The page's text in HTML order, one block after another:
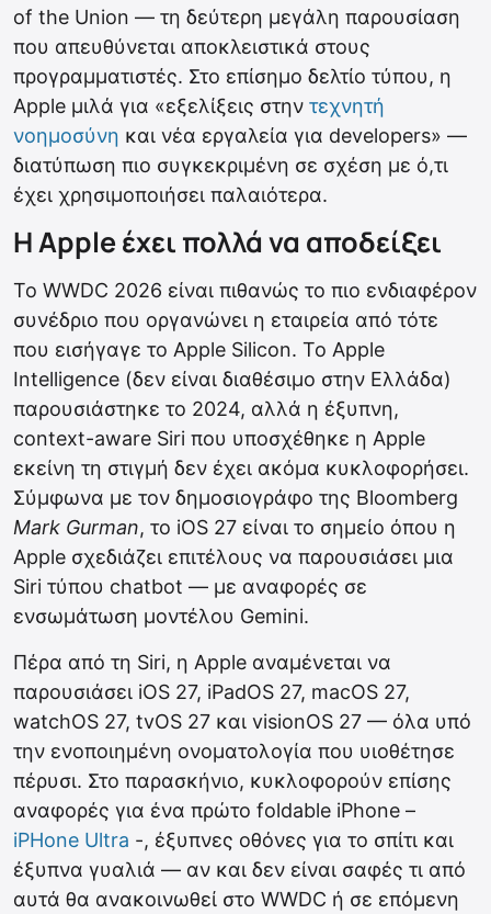
of the Union — τη δεύτερη μεγάλη παρουσίαση
που απευθύνεται αποκλειστικά στους
προγραμματιστές. Στο επίσημο δελτίο τύπου, η
Apple μιλά για «εξελίξεις στην τεχνητή
νοημοσύνη και νέα εργαλεία για developers» —
διατύπωση πιο συγκεκριμένη σε σχέση με ό,τι
έχει χρησιμοποιήσει παλαιότερα.
Η Apple έχει πολλά να αποδείξει
Το WWDC 2026 είναι πιθανώς το πιο ενδιαφέρον
συνέδριο που οργανώνει η εταιρεία από τότε
που εισήγαγε το Apple Silicon. Το Apple
Intelligence (δεν είναι διαθέσιμο στην Ελλάδα)
παρουσιάστηκε το 2024, αλλά η έξυπνη,
context-aware Siri που υποσχέθηκε η Apple
εκείνη τη στιγμή δεν έχει ακόμα κυκλοφορήσει.
Σύμφωνα με τον δημοσιογράφο της Bloomberg
Mark Gurman, το iOS 27 είναι το σημείο όπου η
Apple σχεδιάζει επιτέλους να παρουσιάσει μια
Siri τύπου chatbot — με αναφορές σε
ενσωμάτωση μοντέλου Gemini.
Πέρα από τη Siri, η Apple αναμένεται να
παρουσιάσει iOS 27, iPadOS 27, macOS 27,
watchOS 27, tvOS 27 και visionOS 27 — όλα υπό
την ενοποιημένη ονοματολογία που υιοθέτησε
πέρυσι. Στο παρασκήνιο, κυκλοφορούν επίσης
αναφορές για ένα πρώτο foldable iPhone –
iPHone Ultra -, έξυπνες οθόνες για το σπίτι και
έξυπνα γυαλιά — αν και δεν είναι σαφές τι από
αυτά θα ανακοινωθεί στο WWDC ή σε επόμενη